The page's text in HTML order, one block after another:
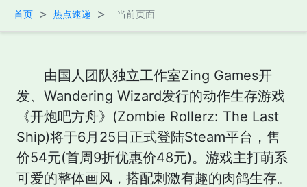
首页 > 热点速递 > 当前页面
由国人团队独立工作室Zing Games开
发、Wandering Wizard发行的动作生存游戏
《开炮吧方舟》(Zombie Rollerz: The Last
Ship)将于6月25日正式登陆Steam平台，售
价54元(首周9折优惠价48元)。游戏主打萌系
可爱的整体画风，搭配刺激有趣的肉鸽生存。